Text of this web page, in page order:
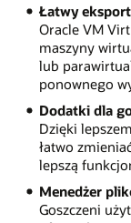
Łatwy
Oracle VM
maszyny
lub
ponownego
Dodatki dla
Dzięki
łatwo
lepszą
Menedżer
Goszczeni